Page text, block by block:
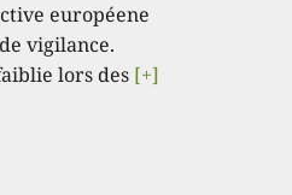
européene
vigilance.
lors des [+]